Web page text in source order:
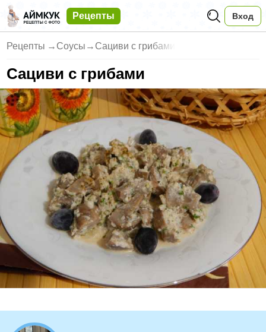
Рецепты Вход
Рецепты → Соусы → Сациви с грибами
Сациви с грибами